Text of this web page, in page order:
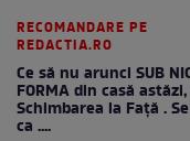
RECOMANDARE PE
REDACTIA.RO
Ce să nu arunci SUB
FORMA din casă
Schimbarea la Față .
ca ....